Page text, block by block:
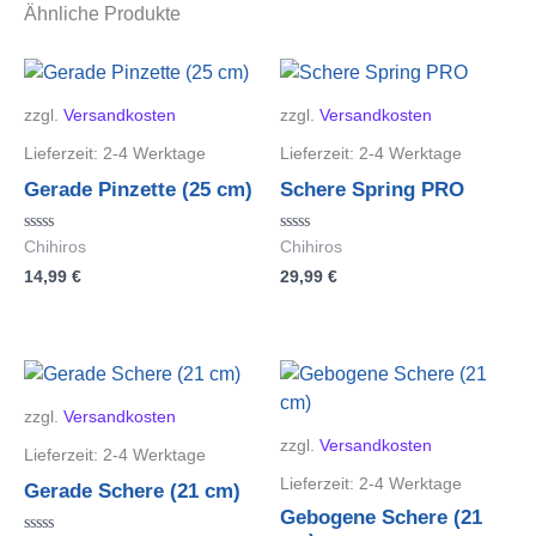
Ähnliche Produkte
zzgl. Versandkosten
Lieferzeit: 2-4 Werktage
Gerade Pinzette (25 cm)
Bewertet
0
Chihiros
14,99 €
zzgl. Versandkosten
Lieferzeit: 2-4 Werktage
Schere Spring PRO
Bewertet
0
Chihiros
29,99 €
zzgl. Versandkosten
Lieferzeit: 2-4 Werktage
Gerade Schere (21 cm)
zzgl. Versandkosten
Lieferzeit: 2-4 Werktage
Gebogene Schere (21